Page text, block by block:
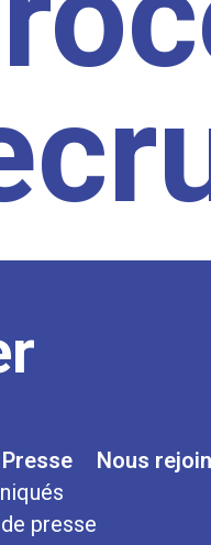
presse
Nous